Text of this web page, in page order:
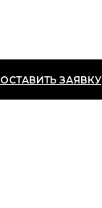
ОСТАВИТЬ ЗАЯВКУ